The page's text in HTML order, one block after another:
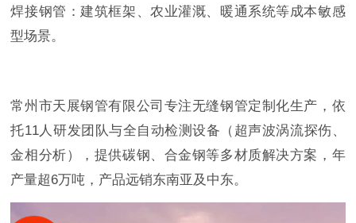
焊接钢管：建筑框架、农业灌溉、暖通系统等成本敏感
型场景。
常州市天展钢管有限公司专注无缝钢管定制化生产，依
托11人研发团队与全自动检测设备（超声波涡流探伤、
金相分析），提供碳钢、合金钢等多材质解决方案，年
产量超6万吨，产品远销东南亚及中东。